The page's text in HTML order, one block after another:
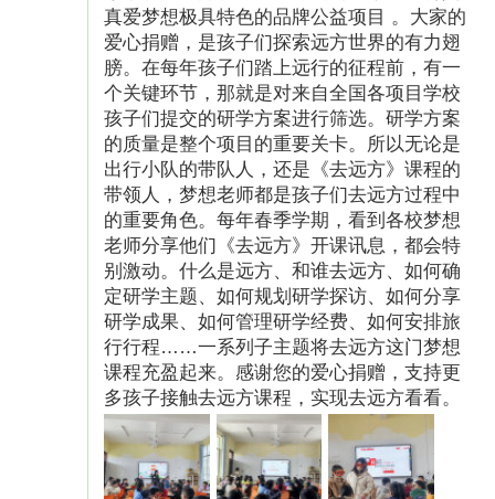
真爱梦想极具特色的品牌公益项目 。大家的
爱心捐赠，是孩子们探索远方世界的有力翅
膀。在每年孩子们踏上远行的征程前，有一
个关键环节，那就是对来自全国各项目学校
孩子们提交的研学方案进行筛选。研学方案
的质量是整个项目的重要关卡。所以无论是
出行小队的带队人，还是《去远方》课程的
带领人，梦想老师都是孩子们去远方过程中
的重要角色。每年春季学期，看到各校梦想
老师分享他们《去远方》开课讯息，都会特
别激动。什么是远方、和谁去远方、如何确
定研学主题、如何规划研学探访、如何分享
研学成果、如何管理研学经费、如何安排旅
行行程……一系列子主题将去远方这门梦想
课程充盈起来。感谢您的爱心捐赠，支持更
多孩子接触去远方课程，实现去远方看看。